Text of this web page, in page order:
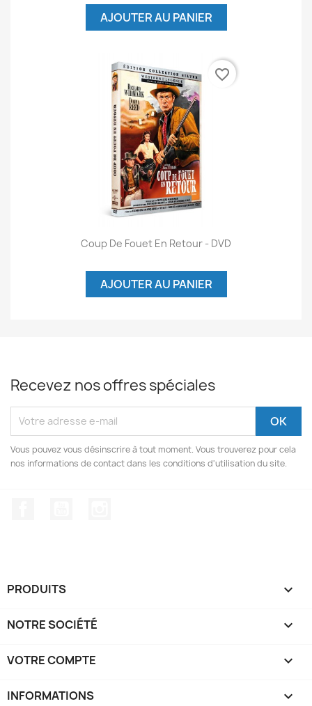
AJOUTER AU PANIER
Coup De Fouet En Retour - DVD
AJOUTER AU PANIER
favorite_border
Recevez nos offres spéciales
Vous pouvez vous désinscrire à tout moment. Vous trouverez pour cela
nos informations de contact dans les conditions d'utilisation du site.
PRODUITS 
NOTRE SOCIÉTÉ 
VOTRE COMPTE 
INFORMATIONS keyboard_arrow_down